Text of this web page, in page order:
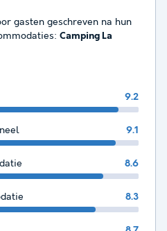
gasten geschreven na hun
Camping La
9.2
9.1
8.6
8.3